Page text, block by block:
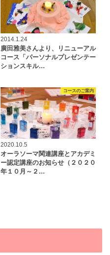
2014.1.24
廣田雅美さんより、リニューアル
コース「パーソナルプレゼンテー
ションスキル…
コースのご案内
2020.10.5
オーラソーマ関連講座とアカデミ
ー認定講座のお知らせ（２０２０
年１０月～２…